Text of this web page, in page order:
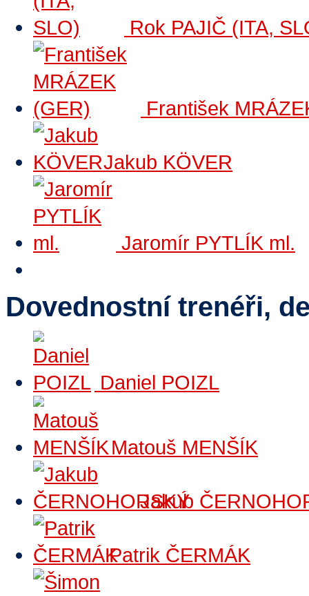
Rok PAJIČ (ITA,
František
Jakub KÖVER
Jaromír PYTLÍK ml.
Dovednostní trenéři,
Daniel POIZL
Matouš MENŠÍK
Jakub
Patrik ČERMÁK